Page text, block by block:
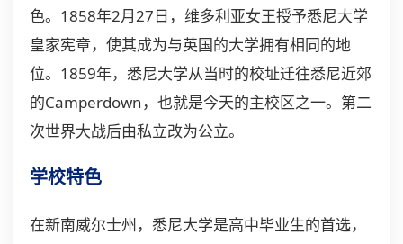
色。1858年2月27日，维多利亚女王授予悉尼大学
皇家宪章，使其成为与英国的大学拥有相同的地
位。1859年，悉尼大学从当时的校址迁往悉尼近郊
的Camperdown，也就是今天的主校区之一。第二
次世界大战后由私立改为公立。
学校特色
在新南威尔士州，悉尼大学是高中毕业生的首选，